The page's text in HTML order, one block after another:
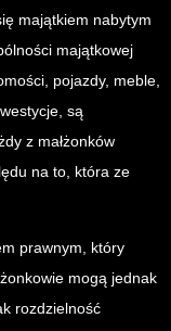
majątkiem nabytym
majątkowej
pojazdy, meble,
są
z małżonków
na to, która ze
prawnym, który
mogą jednak
rozdzielność